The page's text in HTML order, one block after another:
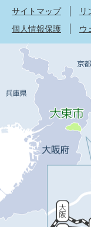
サイトマップ
リ
個人情報保護
ウ